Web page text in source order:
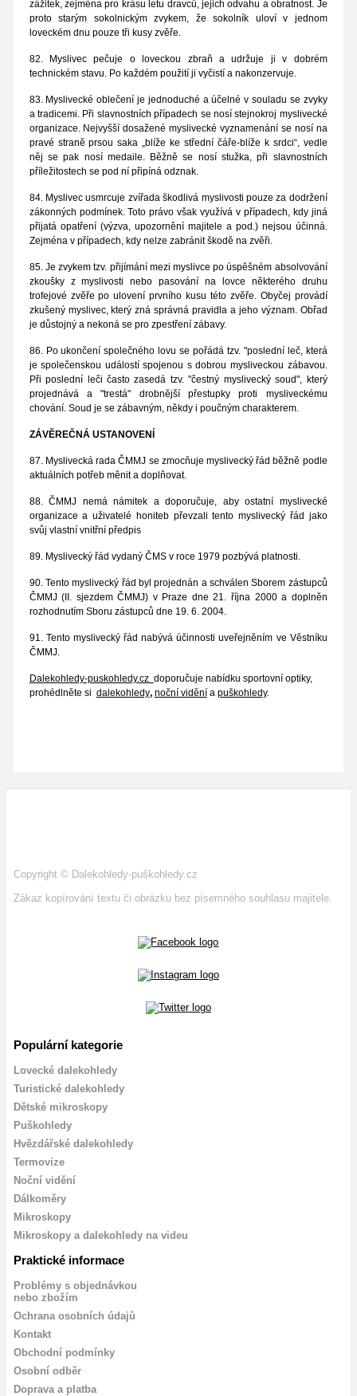
zážitek, zejména pro krásu letu dravců, jejich odvahu a obratnost. Je
proto starým sokolnickým zvykem, že sokolník uloví v jednom
loveckém dnu pouze tři kusy zvěře.
82. Myslivec pečuje o loveckou zbraň a udržuje ji v dobrém
technickém stavu. Po každém použití ji vyčistí a nakonzervuje.
83. Myslivecké oblečení je jednoduché a účelné v souladu se zvyky
a tradicemi. Při slavnostních případech se nosí stejnokroj myslivecké
organizace. Nejvyšší dosažené myslivecké vyznamenání se nosí na
pravé straně prsou saka „blíže ke střední čáře-blíže k srdci“, vedle
něj se pak nosí medaile. Běžně se nosí stužka, při slavnostních
příležitostech se pod ní připíná odznak.
84. Myslivec usmrcuje zvířada škodlivá myslivosti pouze za dodržení
zákonných podmínek. Toto právo však využívá v případech, kdy jiná
přijatá opatření (výzva, upozornění majitele a pod.) nejsou účinná.
Zejména v případech, kdy nelze zabránit škodě na zvěři.
85. Je zvykem tzv. přijímání mezi myslivce po úspěšném absolvování
zkoušky z myslivosti nebo pasování na lovce některého druhu
trofejové zvěře po ulovení prvního kusu této zvěře. Obyčej provádí
zkušený myslivec, který zná správná pravidla a jeho význam. Obřad
je důstojný a nekoná se pro zpestření zábavy.
86. Po ukončení společného lovu se pořádá tzv. "poslední leč, která
je společenskou událostí spojenou s dobrou mysliveckou zábavou.
Při poslední leči často zasedá tzv. "čestný myslivecký soud", který
projednává a "trestá" drobnější přestupky proti mysliveckému
chování. Soud je se zábavným, někdy i poučným charakterem.
ZÁVĚREČNÁ USTANOVENÍ
87. Myslivecká rada ČMMJ se zmocňuje myslivecký řád běžně podle
aktuálních potřeb měnit a doplňovat.
88. ČMMJ nemá námitek a doporučuje, aby ostatní myslivecké
organizace a uživatelé honiteb převzali tento myslivecký řád jako
svůj vlastní vnitřní předpis
89. Myslivecký řád vydaný ČMS v roce 1979 pozbývá platnosti.
90. Tento myslivecký řád byl projednán a schválen Sborem zástupců
ČMMJ (II. sjezdem ČMMJ) v Praze dne 21. října 2000 a doplněn
rozhodnutím Sboru zástupců dne 19. 6. 2004.
91. Tento myslivecký řád nabývá účinnosti uveřejněním ve Věstníku
ČMMJ.
Dalekohledy-puskohledy.cz doporučuje nabídku sportovní optiky,
prohédlněte si dalekohledy, noční viděnía puškohledy.
Copyright © Dalekohledy-puškohledy.cz
Zákaz kopírování textu či obrázku bez písemného souhlasu majitele.
Populární kategorie
Lovecké dalekohledy
Turistické dalekohledy
Dětské mikroskopy
Puškohledy
Hvězdářské dalekohledy
Termovize
Noční vidění
Dálkoměry
Mikroskopy
Mikroskopy a dalekohledy na videu
Praktické informace
Problémy s objednávkou
nebo zbožím
Ochrana osobních údajů
Kontakt
Obchodní podmínky
Osobní odběr
Doprava a platba